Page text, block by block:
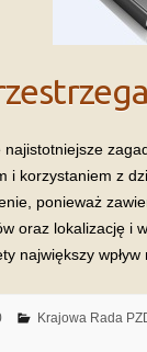
i korzystaniem z
ponieważ
oraz lokalizację i
największy
Krajowa Rada